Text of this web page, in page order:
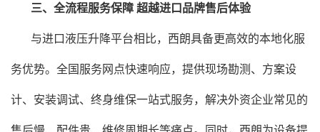
三、全流程服务保障 超越进口品牌售后体验
与进口液压升降平台相比，西朗具备更高效的本地化服
务优势。全国服务网点快速响应，提供现场勘测、方案设
计、安装调试、终身维保一站式服务，解决外资企业常见的